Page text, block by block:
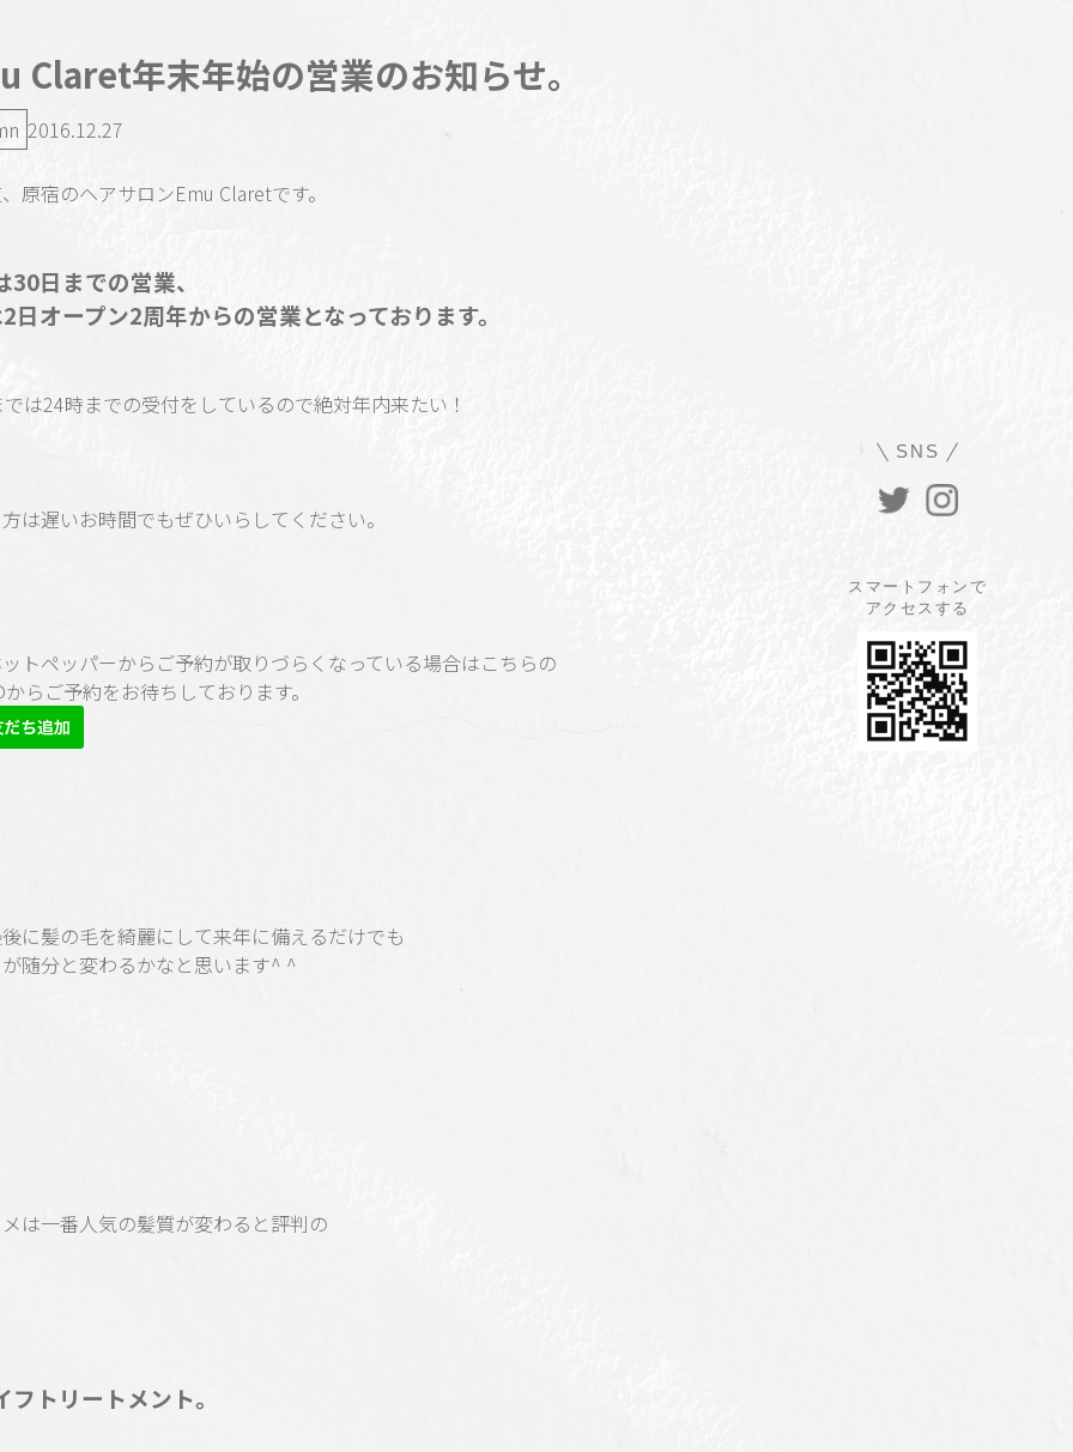
SNS
スマートフォンで
アクセスする
Claret年末年始の営業のお知らせ。
2016.12.27
原宿のヘアサロンEmu Claretです。
30日までの営業、
日オープン2周年からの営業となっております。
は24時までの受付をしているので絶対年内来たい！
は遅いお時間でもぜひいらしてください。
トペッパーからご予約が取りづらくなっている場合はこちらの
らご予約をお待ちしております。
に髪の毛を綺麗にして来年に備えるだけでも
随分と変わるかなと思います^ ^
は一番人気の髪質が変わると評判の
フトリートメント。